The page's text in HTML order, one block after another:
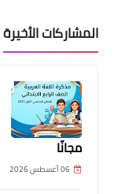
المشاركات الأخيرة
مجانًا
06 أغسطس 2026